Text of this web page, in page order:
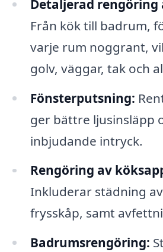
Detaljerad rengöring
Från kök till badrum,
varje rum noggrant,
golv, väggar, tak och
Fönsterputsning:
ger bättre ljusinsläpp
inbjudande intryck.
Rengöring av
Inkluderar städning
frysskåp, samt
Badrumsrengöring: